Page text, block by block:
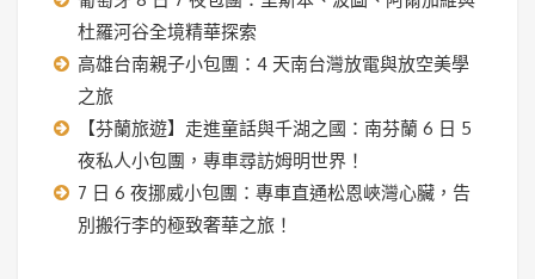
杜羅河谷全境精華探索
高雄台南親子小包團：4 天南台灣放電與放空美學
之旅
【芬蘭旅遊】走進童話與千湖之國：南芬蘭 6 日 5
夜私人小包團，專車尋訪姆明世界！
7 日 6 夜挪威小包團：專車直通松恩峽灣心臟，告
別搬行李的極致奢華之旅！